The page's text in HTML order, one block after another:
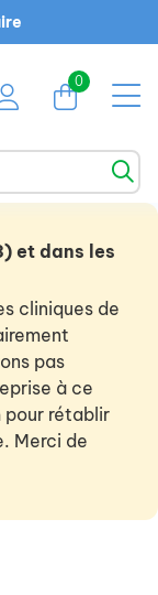
0
et dans les
cliniques de
pas
à ce
pour rétablir
Merci de